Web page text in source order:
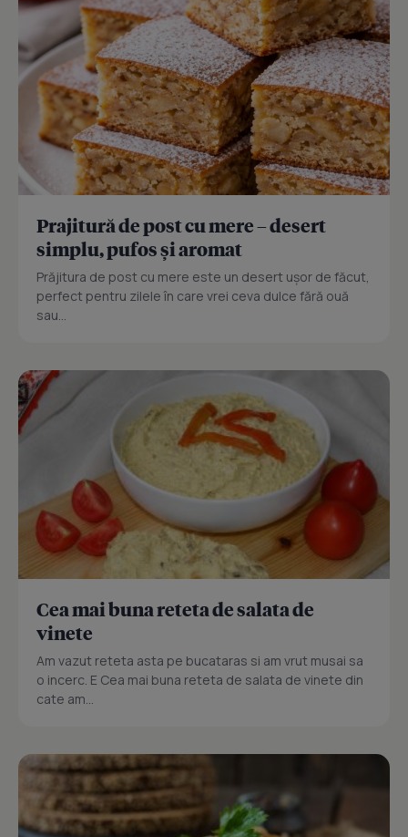
Prajitură de post cu mere – desert
simplu, pufos și aromat
Prăjitura de post cu mere este un desert ușor de făcut,
perfect pentru zilele în care vrei ceva dulce fără ouă
sau...
Cea mai buna reteta de salata de
vinete
Am vazut reteta asta pe bucataras si am vrut musai sa
o incerc. E Cea mai buna reteta de salata de vinete din
cate am...